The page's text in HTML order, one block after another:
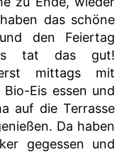
das schöne
den Feiertag
tat das gut!
mittags mit
Eis essen und
auf die Terrasse
Da haben
gegessen und